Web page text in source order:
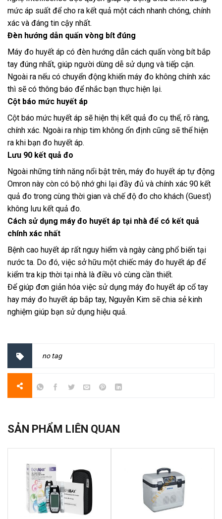
mức áp suất để cho ra kết quả một cách nhanh chóng, chính
xác và đáng tin cậy nhất.
Đèn hướng dẫn quấn vòng bít đúng
Máy đo huyết áp có đèn hướng dẫn cách quấn vòng bít bắp
tay đúng nhất, giúp người dùng dễ sử dụng và tiếp cận.
Ngoài ra nếu có chuyển động khiến máy đo không chính xác
thì sẽ có thông báo để nhắc bạn thực hiện lại.
Cột báo mức huyết áp
Cột báo mức huyết áp sẽ hiện thị kết quả đo cụ thể, rõ ràng,
chính xác. Ngoài ra nhịp tim không ổn định cũng sẽ thể hiện
ra khi bạn đo huyết áp.
Lưu 90 kết quả đo
Ngoài những tính năng nổi bật trên, máy đo huyết áp tự động
Omron này còn có bộ nhớ ghi lại đầy đủ và chính xác 90 kết
quả đo trong cùng thời gian và chế độ đo cho khách (Guest)
không lưu kết quả đo.
Cách sử dụng máy đo huyết áp tại nhà để có kết quả
chính xác nhất
Bệnh cao huyết áp rất nguy hiểm và ngày càng phổ biến tại
nước ta. Do đó, việc sở hữu một chiếc máy đo huyết áp để
kiểm tra kịp thời tại nhà là điều vô cùng cần thiết.
Để giúp đơn giản hóa việc sử dụng máy đo huyết áp cổ tay
hay máy đo huyết áp bắp tay, Nguyễn Kim sẽ chia sẻ kinh
nghiệm giúp bạn sử dụng hiệu quả.
no tag
SẢN PHẨM LIÊN QUAN